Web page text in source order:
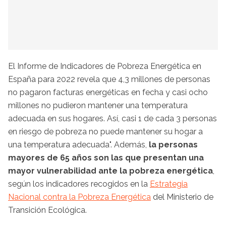
El Informe de Indicadores de Pobreza Energética en
España para 2022 revela que 4,3 millones de personas
no pagaron facturas energéticas en fecha y casi ocho
millones no pudieron mantener una temperatura
adecuada en sus hogares. Así, casi 1 de cada 3 personas
en riesgo de pobreza no puede mantener su hogar a
una temperatura adecuada". Además, la personas
mayores de 65 años son las que presentan una
mayor vulnerabilidad ante la pobreza energética,
según los indicadores recogidos en la Estrategia
Nacional contra la Pobreza Energética del Ministerio de
Transición Ecológica.